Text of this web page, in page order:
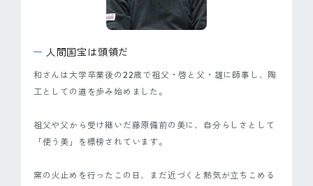
人間国宝は頭領だ
和さんは大学卒業後の22歳で祖父・啓と父・雄に師事し、陶
工としての道を歩み始めました。
祖父や父から受け継いだ藤原備前の美に、自分らしさとして
「使う美」を標榜されています。
窯の火止めを行ったこの日、まだ近づくと熱気が立ちこめる